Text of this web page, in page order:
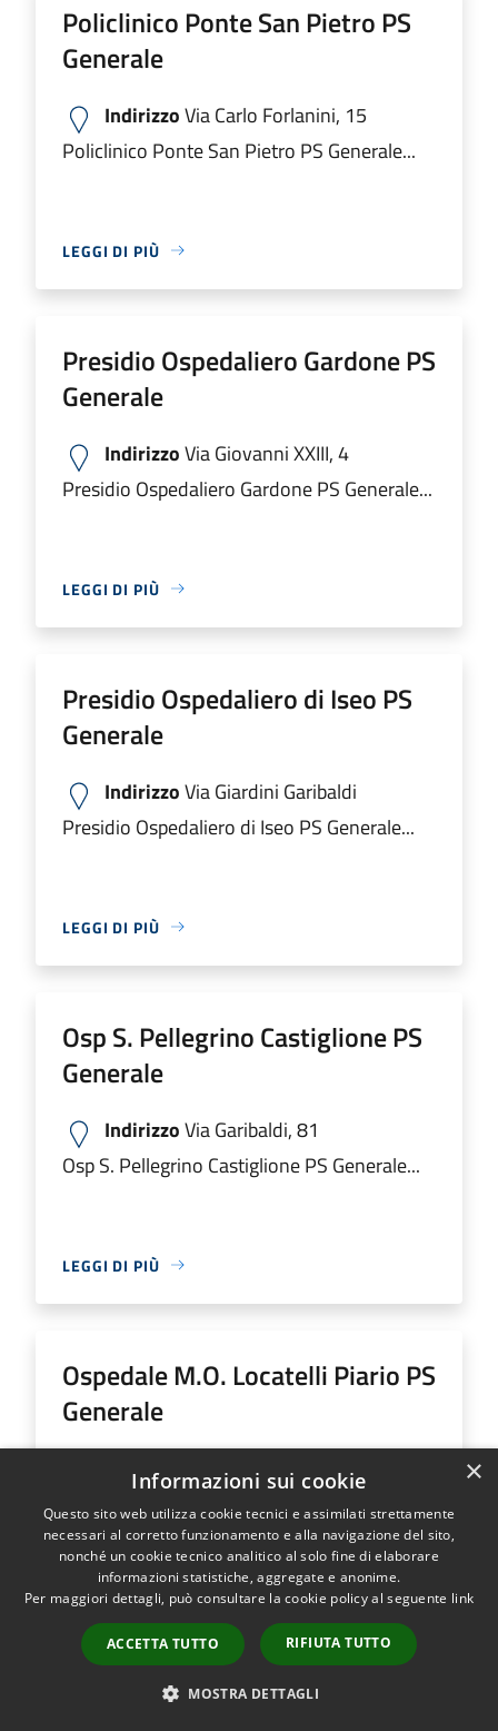
Policlinico Ponte San Pietro PS
Generale
IndirizzoVia Carlo Forlanini, 15
Policlinico Ponte San Pietro PS Generale...
LEGGI DI PIÙ
Presidio Ospedaliero Gardone PS
Generale
IndirizzoVia Giovanni XXIII, 4
Presidio Ospedaliero Gardone PS Generale...
LEGGI DI PIÙ
Presidio Ospedaliero di Iseo PS
Generale
IndirizzoVia Giardini Garibaldi
Presidio Ospedaliero di Iseo PS Generale...
LEGGI DI PIÙ
Osp S. Pellegrino Castiglione PS
Generale
IndirizzoVia Garibaldi, 81
Osp S. Pellegrino Castiglione PS Generale...
LEGGI DI PIÙ
Ospedale M.O. Locatelli Piario PS
Generale
Indirizzo
Via Groppino, 22
Ospedale M.O. Locatelli Piario PS Generale...
LEGGI DI PIÙ
Ospedale SS Trinità Romano L.
×
Informazioni sui cookie
Questo sito web utilizza cookie tecnici e assimilati strettamente
necessari al corretto funzionamento e alla navigazione del sito,
nonché un cookie tecnico analitico al solo fine di elaborare
informazioni statistiche, aggregate e anonime.
Per maggiori dettagli, può consultare la cookie policy al seguente link
ACCETTA TUTTO RIFIUTA TUTTO
MOSTRA DETTAGLI